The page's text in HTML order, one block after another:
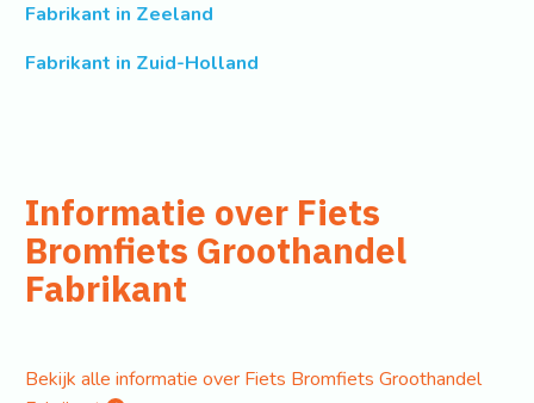
Fabrikant in Zeeland
Fabrikant in Zuid-Holland
Informatie over Fiets
Bromfiets Groothandel
Fabrikant
Bekijk alle informatie over Fiets Bromfiets Groothandel